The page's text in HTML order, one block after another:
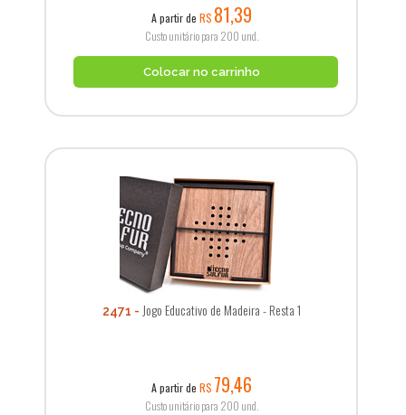
A partir de R$ 81,39
Custo unitário para 200 und.
Colocar no carrinho
2471 Jogo Educativo de Madeira - Resta 1
A partir de R$ 79,46
Custo unitário para 200 und.